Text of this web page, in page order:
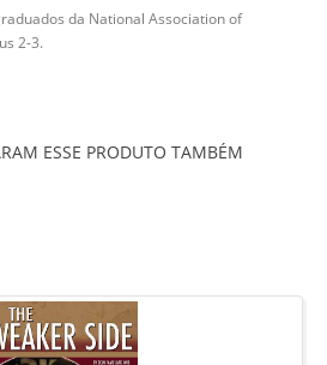
da National Association of
2-3.
ESSE PRODUTO TAMBÉM